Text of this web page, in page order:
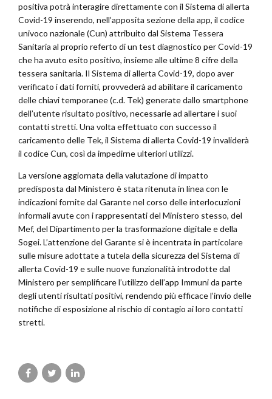
positiva potrà interagire direttamente con il Sistema di allerta
Covid-19 inserendo, nell’apposita sezione della app, il codice
univoco nazionale (Cun) attribuito dal Sistema Tessera
Sanitaria al proprio referto di un test diagnostico per Covid-19
che ha avuto esito positivo, insieme alle ultime 8 cifre della
tessera sanitaria. Il Sistema di allerta Covid-19, dopo aver
verificato i dati forniti, provvederà ad abilitare il caricamento
delle chiavi temporanee (c.d. Tek) generate dallo smartphone
dell’utente risultato positivo, necessarie ad allertare i suoi
contatti stretti. Una volta effettuato con successo il
caricamento delle Tek, il Sistema di allerta Covid-19 invaliderà
il codice Cun, così da impedirne ulteriori utilizzi.
La versione aggiornata della valutazione di impatto
predisposta dal Ministero è stata ritenuta in linea con le
indicazioni fornite dal Garante nel corso delle interlocuzioni
informali avute con i rappresentati del Ministero stesso, del
Mef, del Dipartimento per la trasformazione digitale e della
Sogei. L’attenzione del Garante si è incentrata in particolare
sulle misure adottate a tutela della sicurezza del Sistema di
allerta Covid-19 e sulle nuove funzionalità introdotte dal
Ministero per semplificare l’utilizzo dell’app Immuni da parte
degli utenti risultati positivi, rendendo più efficace l’invio delle
notifiche di esposizione al rischio di contagio ai loro contatti
stretti.